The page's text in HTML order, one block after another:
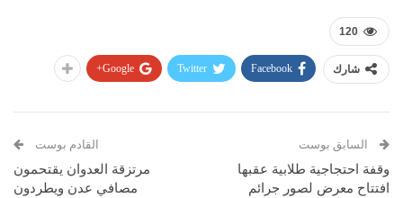
120
شارك Facebook
Twitter
Google+
السابق بوست
وقفة احتجاجية طلابية عقبها
افتتاح معرض لصور جرائم
القادم بوست
مرتزقة العدوان يقتحمون
مصافي عدن ويطردون